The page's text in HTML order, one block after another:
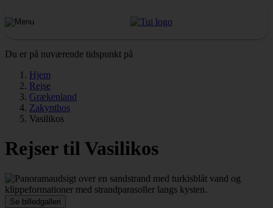
Du er på nuværende tidspunkt på
Hjem
Rejse
Grækenland
Zakynthos
Vasilikos
Rejser til Vasilikos
Se billedgalleri